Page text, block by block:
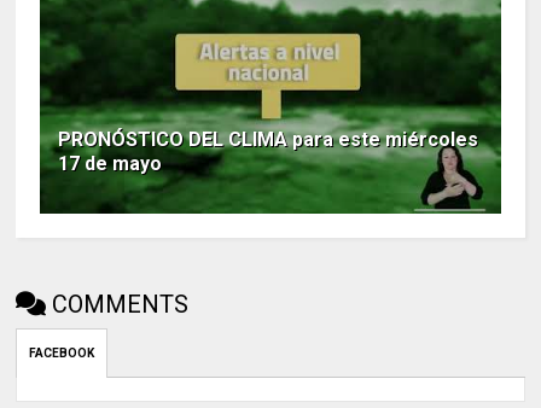
PRONÓSTICO DEL CLIMA para este miércoles
17 de mayo
COMMENTS
FACEBOOK